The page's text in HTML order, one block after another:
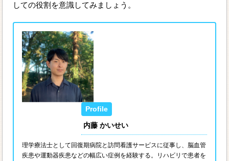
しての役割を意識してみましょう。
内藤 かいせい
理学療法士として回復期病院と訪問看護サービスに従事し、脳血管
疾患や運動器疾患などの幅広い症例を経験する。リハビリで患者を